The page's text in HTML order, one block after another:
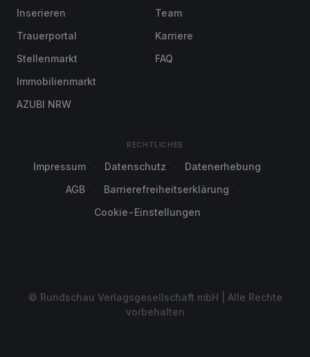
Inserieren
Trauerportal
Stellenmarkt
Immobilienmarkt
AZUBI NRW
Team
Karriere
FAQ
RECHTLICHES
Impressum Datenschutz
Datenerhebung
AGB
Barrierefreiheitserklärung
Cookie-Einstellungen
© Rundschau Verlagsgesellschaft mbH | Alle Rechte
vorbehalten